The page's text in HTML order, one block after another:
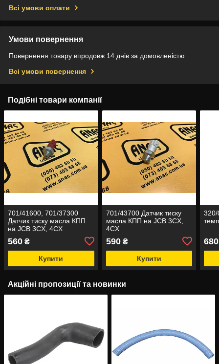
Всі умови оплати
Умови повернення
Повернення товару впродовж 14 днів за домовленістю
Всі умови повернення
Подібні товари компанії
701/41600, 701/37300
Датчик тиску масла КПП
на JCB 3CX, 4CX
560 ₴
Купити
701/43700 Датчик тиску
масла КПП на JCB 3CX,
4CX
590₴
Купити
320/
680
Акційні пропозиції та новинки